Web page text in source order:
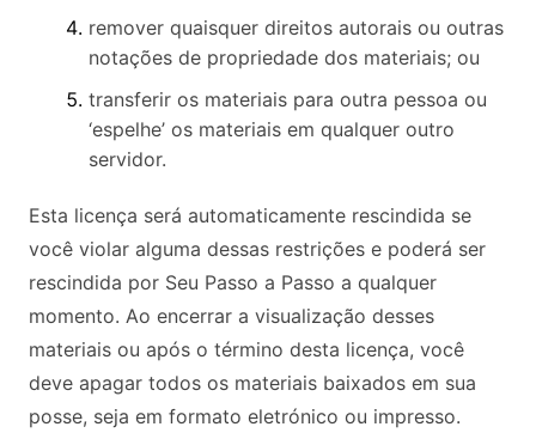
remover quaisquer direitos autorais ou outras
notações de propriedade dos materiais; ou
transferir os materiais para outra pessoa ou
‘espelhe’ os materiais em qualquer outro
servidor.
Esta licença será automaticamente rescindida se
você violar alguma dessas restrições e poderá ser
rescindida por Seu Passo a Passo a qualquer
momento. Ao encerrar a visualização desses
materiais ou após o término desta licença, você
deve apagar todos os materiais baixados em sua
posse, seja em formato eletrónico ou impresso.